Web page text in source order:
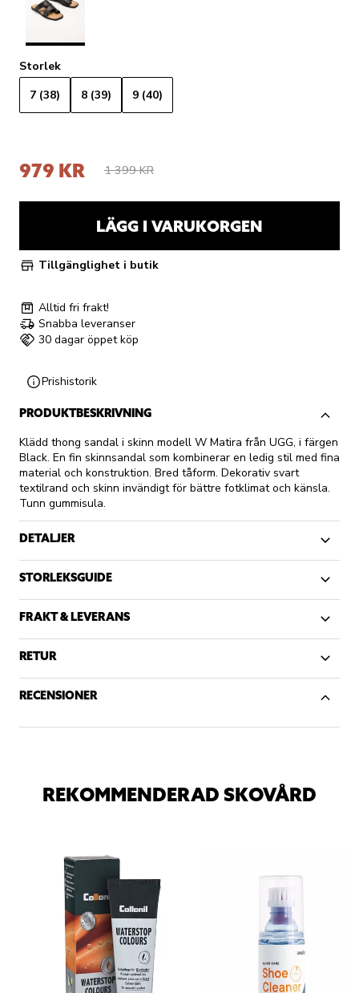
Storlek
7 (38)
8 (39) 9 (40)
979 KR 1 399 KR
LÄGG I VARUKORGEN
Tillgänglighet i butik
Alltid fri frakt!
Snabba leveranser
30 dagar öppet köp
Prishistorik
PRODUKTBESKRIVNING
Klädd thong sandal i skinn modell W Matira från UGG, i färgen
Black. En fin skinnsandal som kombinerar en ledig stil med fina
material och konstruktion. Bred tåform. Dekorativ svart
textilrand och skinn invändigt för bättre fotklimat och känsla.
Tunn gummisula.
DETALJER
STORLEKSGUIDE
FRAKT & LEVERANS
RETUR
RECENSIONER
REKOMMENDERAD SKOVÅRD